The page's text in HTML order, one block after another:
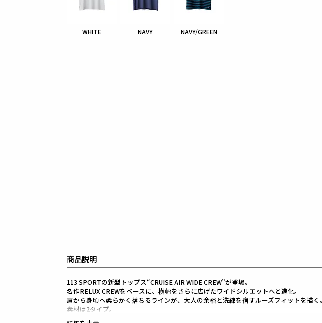
WHITE NAVY NAVY/GREEN
商品説明
113 SPORTの新型トップス“CRUISE AIR WIDE CREW”が登場。
名作RELUX CREWをベースに、横幅をさらに広げたワイドシルエットへと進化。
肩から身頃へ柔らかく落ちるラインが、大人の余裕と洗練を宿すルーズフィットを描く。
素材は2タイプ。
BOOST BARE JERSEY仕様のNAVYとWHITEは、超極細繊維を高密度に編み立てた、